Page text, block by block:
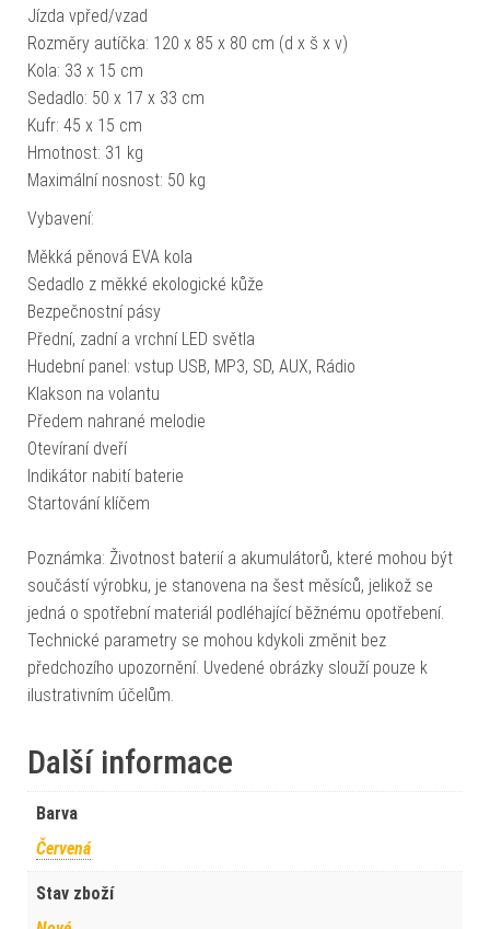
Jízda vpřed/vzad
Rozměry autíčka: 120 x 85 x 80 cm (d x š x v)
Kola: 33 x 15 cm
Sedadlo: 50 x 17 x 33 cm
Kufr: 45 x 15 cm
Hmotnost: 31 kg
Maximální nosnost: 50 kg
Vybavení:
Měkká pěnová EVA kola
Sedadlo z měkké ekologické kůže
Bezpečnostní pásy
Přední, zadní a vrchní LED světla
Hudební panel: vstup USB, MP3, SD, AUX, Rádio
Klakson na volantu
Předem nahrané melodie
Otevíraní dveří
Indikátor nabití baterie
Startování klíčem
Poznámka: Životnost baterií a akumulátorů, které mohou být
součástí výrobku, je stanovena na šest měsíců, jelikož se
jedná o spotřební materiál podléhající běžnému opotřebení.
Technické parametry se mohou kdykoli změnit bez
předchozího upozornění. Uvedené obrázky slouží pouze k
ilustrativním účelům.
Další informace
Barva
Červená
Stav zboží